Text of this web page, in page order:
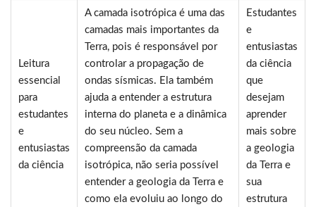
Leitura
essencial
para
estudantes
e
entusiastas
da ciência
A camada isotrópica é uma das
camadas mais importantes da
Terra, pois é responsável por
controlar a propagação de
ondas sísmicas. Ela também
ajuda a entender a estrutura
interna do planeta e a dinâmica
do seu núcleo. Sem a
compreensão da camada
isotrópica, não seria possível
entender a geologia da Terra e
como ela evoluiu ao longo do
Estudantes
e
entusiastas
da ciência
que
desejam
aprender
mais sobre
a geologia
da Terra e
sua
estrutura